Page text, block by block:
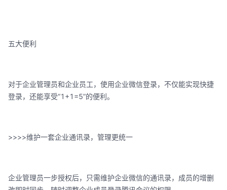
五大便利
对于企业管理员和企业员工，使用企业微信登录，不仅能实现快捷
登录，还能享受“1+1=5”的便利。
>>>>维护一套企业通讯录，管理更统一
企业管理员一步授权后，只需维护企业微信的通讯录，成员的增删